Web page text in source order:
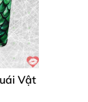
Vật